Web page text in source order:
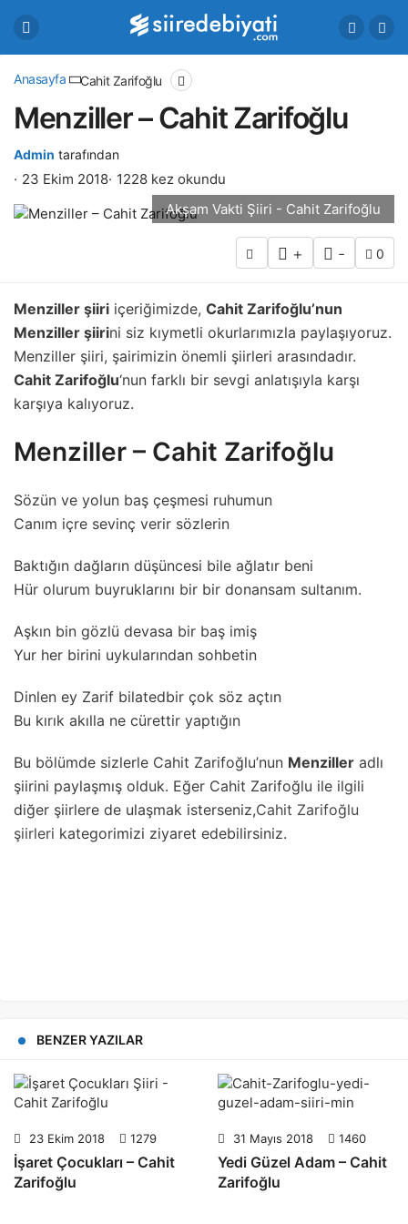
Anasayfa Cahit Zarifoğlu
Menziller – Cahit Zarifoğlu
Admin tarafından
23 Ekim 2018 1228 kez okundu
Akşam Vakti Şiiri - Cahit Zarifoğlu
+ - 0
Menziller şiiri içeriğimizde, Cahit Zarifoğlu’nun
Menziller şiirini siz kıymetli okurlarımızla paylaşıyoruz.
Menziller şiiri, şairimizin önemli şiirleri arasındadır.
Cahit Zarifoğlu‘nun farklı bir sevgi anlatışıyla karşı
karşıya kalıyoruz.
Menziller – Cahit Zarifoğlu
Sözün ve yolun baş çeşmesi ruhumun
Canım içre sevinç verir sözlerin
Baktığın dağların düşüncesi bile ağlatır beni
Hür olurum buyruklarını bir bir donansam sultanım.
Aşkın bin gözlü devasa bir baş imiş
Yur her birini uykularından sohbetin
Dinlen ey Zarif bilatedbir çok söz açtın
Bu kırık akılla ne cürettir yaptığın
Bu bölümde sizlerle Cahit Zarifoğlu’nun Menziller adlı
şiirini paylaşmış olduk. Eğer Cahit Zarifoğlu ile ilgili
diğer şiirlere de ulaşmak isterseniz,Cahit Zarifoğlu
şiirleri kategorimizi ziyaret edebilirsiniz.
BENZER YAZILAR
23 Ekim 2018 1279
İşaret Çocukları – Cahit
Zarifoğlu
31 Mayıs 2018 1460
Yedi Güzel Adam – Cahit
Zarifoğlu